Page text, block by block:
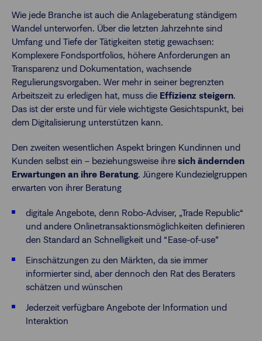
Wie jede Branche ist auch die Anlageberatung ständigem
Wandel unterworfen. Über die letzten Jahrzehnte sind
Umfang und Tiefe der Tätigkeiten stetig gewachsen:
Komplexere Fondsportfolios, höhere Anforderungen an
Transparenz und Dokumentation, wachsende
Regulierungsvorgaben. Wer mehr in seiner begrenzten
Arbeitszeit zu erledigen hat, muss die Effizienz steigern.
Das ist der erste und für viele wichtigste Gesichtspunkt, bei
dem Digitalisierung unterstützen kann.
Den zweiten wesentlichen Aspekt bringen Kundinnen und
Kunden selbst ein – beziehungsweise ihre sich ändernden
Erwartungen an ihre Beratung. Jüngere Kundezielgruppen
erwarten von ihrer Beratung
digitale Angebote, denn Robo-Adviser, „Trade Republic“
und andere Onlinetransaktionsmöglichkeiten definieren
den Standard an Schnelligkeit und “Ease-of-use”
Einschätzungen zu den Märkten, da sie immer
informierter sind, aber dennoch den Rat des Beraters
schätzen und wünschen
Jederzeit verfügbare Angebote der Information und
Interaktion